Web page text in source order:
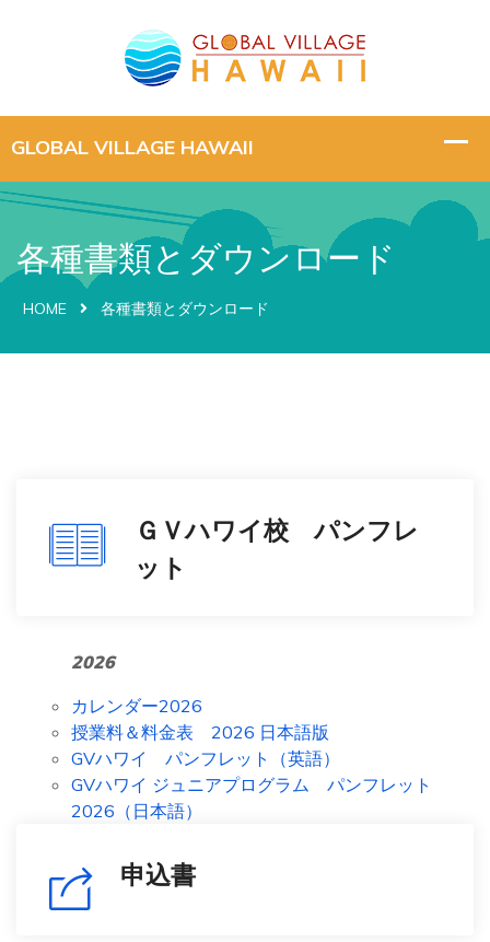
各種書類とダウンロード
HOME 各種書類とダウンロード
ＧＶハワイ校 パンフレ
ット
2026
カレンダー2026
授業料＆料金表 2026 日本語版
GVハワイ パンフレット（英語）
GVハワイ ジュニアプログラム パンフレット
2026（日本語）
申込書